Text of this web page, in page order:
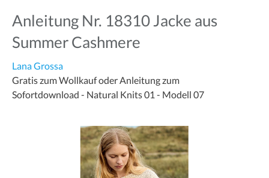
Anleitung Nr. 18310 Jacke aus
Summer Cashmere
Lana Grossa
Gratis zum Wollkauf oder Anleitung zum
Sofortdownload - Natural Knits 01 - Modell 07